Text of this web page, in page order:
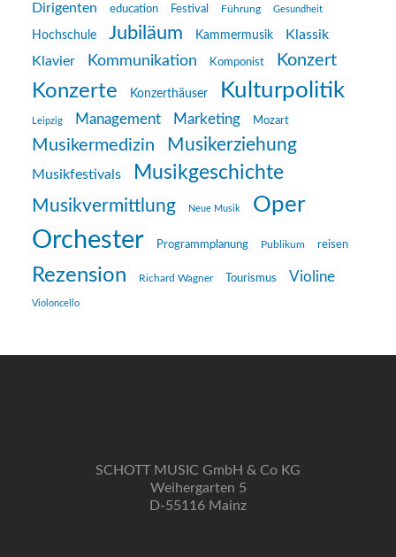
Dirigenten education Festival Führung Gesundheit
Hochschule Jubiläum Kammermusik
Klassik
Klavier
Kommunikation Komponist Konzert
Konzerte Konzerthäuser Kulturpolitik
Leipzig Management Marketing Mozart
Musikermedizin Musikerziehung
Musikfestivals Musikgeschichte
Musikvermittlung Neue Musik Oper
Orchester Programmplanung Publikum reisen
Rezension Richard Wagner Tourismus Violine
Violoncello
SCHOTT MUSIC GmbH & Co KG
Weihergarten 5
D-55116 Mainz